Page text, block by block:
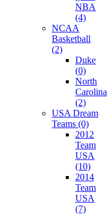
NBA
(4)
NCAA
Basketball
(2)
Duke
(0)
North
Carolina
(2)
USA Dream
Teams (0)
2012
Team
USA
(10)
2014
Team
USA
(7)